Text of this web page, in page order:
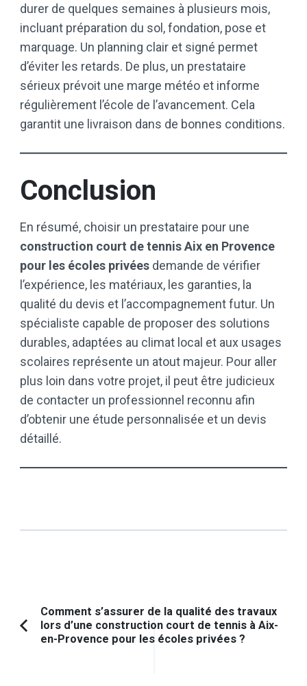
durer de quelques semaines à plusieurs mois,
incluant préparation du sol, fondation, pose et
marquage. Un planning clair et signé permet
d’éviter les retards. De plus, un prestataire
sérieux prévoit une marge météo et informe
régulièrement l’école de l’avancement. Cela
garantit une livraison dans de bonnes conditions.
Conclusion
En résumé, choisir un prestataire pour une
construction court de tennis Aix en Provence
pour les écoles privées demande de vérifier
l’expérience, les matériaux, les garanties, la
qualité du devis et l’accompagnement futur. Un
spécialiste capable de proposer des solutions
durables, adaptées au climat local et aux usages
scolaires représente un atout majeur. Pour aller
plus loin dans votre projet, il peut être judicieux
de contacter un professionnel reconnu afin
d’obtenir une étude personnalisée et un devis
détaillé.
Navigation
d'article
Article
Comment s’assurer de la qualité des travaux
lors d’une construction court de tennis à Aix-
en-Provence pour les écoles privées ?